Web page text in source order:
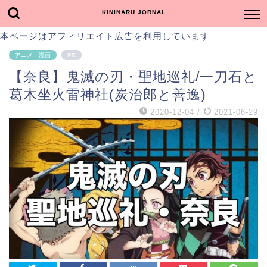
KININARU JORNAL
本ページはアフィリエイト広告を利用しています
アニメ・漫画 PR
【奈良】鬼滅の刃・聖地巡礼/一刀石と
葛木坐火雷神社(炭治郎と善逸)
2020-12-04 / 2021-06-29